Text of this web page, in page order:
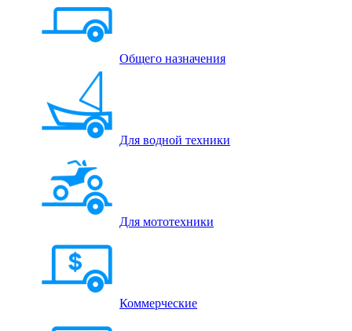
Общего назначения
Для водной техники
Для мототехники
Коммерческие